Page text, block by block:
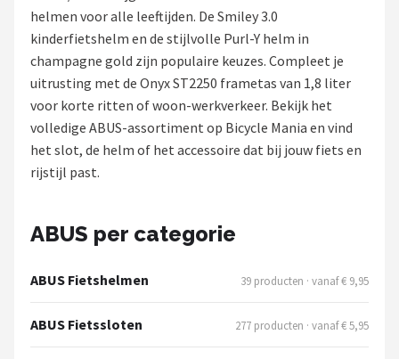
ABUS
AXA
New Looxs
BBB Cycling
Voltano
Shimano
Cortina
helmen voor alle leeftijden. De Smiley 3.0
kinderfietshelm en de stijlvolle Purl-Y helm in
champagne gold zijn populaire keuzes. Compleet je
uitrusting met de Onyx ST2250 frametas van 1,8 liter
voor korte ritten of woon-werkverkeer. Bekijk het
volledige ABUS-assortiment op Bicycle Mania en vind
het slot, de helm of het accessoire dat bij jouw fiets en
rijstijl past.
ABUS per categorie
ABUS Fietshelmen 39 producten · vanaf € 9,95
ABUS Fietssloten 277 producten · vanaf € 5,95